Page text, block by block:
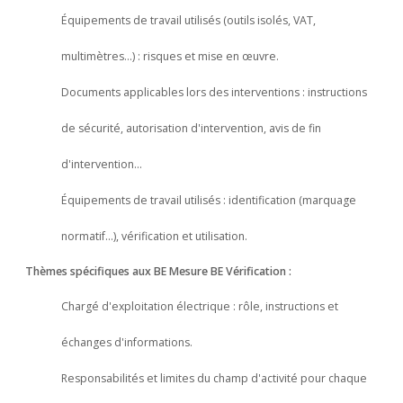
Équipements de travail utilisés (outils isolés, VAT,
multimètres…) : risques et mise en œuvre.
Documents applicables lors des interventions : instructions
de sécurité, autorisation d'intervention, avis de fin
d'intervention…
Équipements de travail utilisés : identification (marquage
normatif…), vérification et utilisation.
Thèmes spécifiques aux BE Mesure BE Vérification :
Chargé d'exploitation électrique : rôle, instructions et
échanges d'informations.
Responsabilités et limites du champ d'activité pour chaque